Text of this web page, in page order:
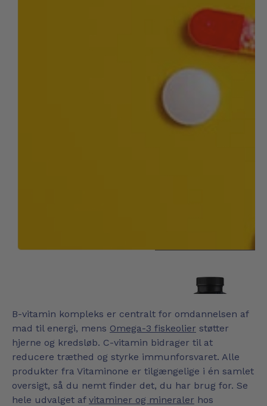
B-vitamin kompleks er centralt for omdannelsen af
mad til energi, mens Omega-3 fiskeolier støtter
hjerne og kredsløb. C-vitamin bidrager til at
reducere træthed og styrke immunforsvaret. Alle
produkter fra Vitaminone er tilgængelige i én samlet
oversigt, så du nemt finder det, du har brug for. Se
hele udvalget af vitaminer og mineraler hos